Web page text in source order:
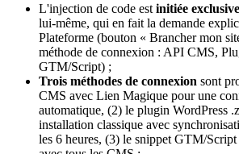
L'injection de code est initiée
lui-même, qui en fait la demande
Plateforme (bouton « Brancher mon
méthode de connexion : API CMS,
GTM/Script) ;
Trois méthodes de connexion sont
CMS avec Lien Magique pour une
automatique, (2) le plugin WordPress
installation classique avec
les 6 heures, (3) le snippet GTM/